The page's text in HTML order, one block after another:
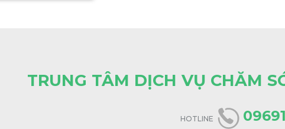
TRUNG TÂM DỊCH VỤ CHĂM
HOTLINE